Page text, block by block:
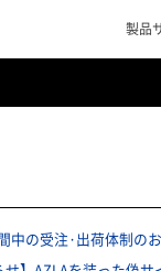
製品
中の受注·出荷体制の